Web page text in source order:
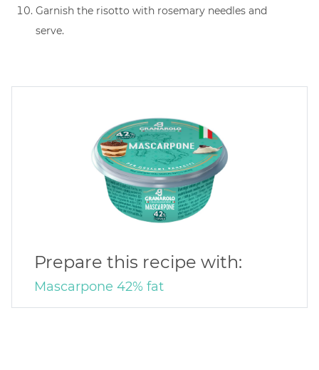
Garnish the risotto with rosemary needles and
serve.
Prepare this recipe with:
Mascarpone 42% fat